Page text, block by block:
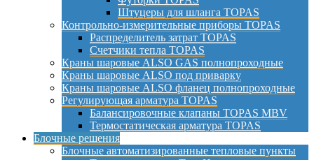
Штуцеры для шланга TOPAS
Контрольно-измерительные приборы TOPAS
Распределитель затрат TOPAS
Счетчики тепла TOPAS
Краны шаровые ALSO GAS полнопроходные
Краны шаровые ALSO под приварку
Краны шаровые ALSO фланец полнопроходные
Регулирующая арматура TOPAS
Балансировочные клапаны TOPAS MBV
Термостатическая арматура TOPAS
Блочные решения
Блочные автоматизированные тепловые пункты